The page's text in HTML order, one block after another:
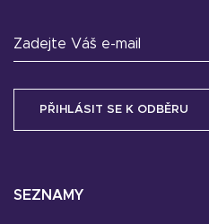
SEZNAMY
Zadejte Váš e-mail